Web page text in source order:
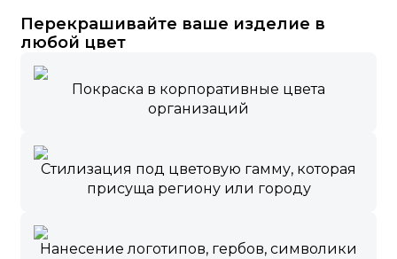
Перекрашивайте ваше изделие в
любой цвет
Покраска в корпоративные цвета
организаций
Стилизация под цветовую гамму, которая
присуща региону или городу
Нанесение логотипов, гербов, символики